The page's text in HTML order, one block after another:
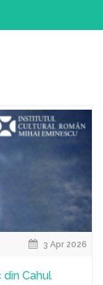
3 Apr 2026
Cahul